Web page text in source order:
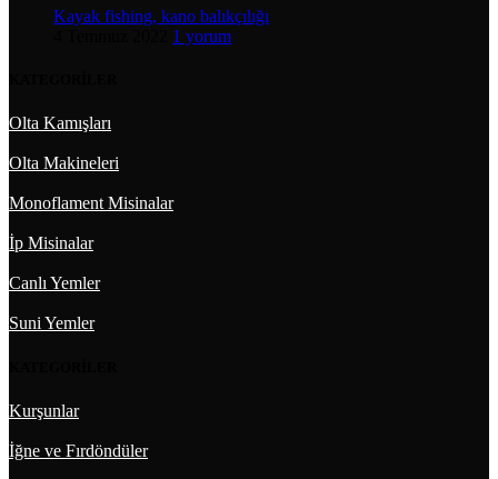
Kayak fishing, kano balıkçılığı
1 yorum
Olta Kamışları
Olta Makineleri
Monoflament Misinalar
İp Misinalar
Canlı Yemler
Suni Yemler
Kurşunlar
İğne ve Fırdöndüler